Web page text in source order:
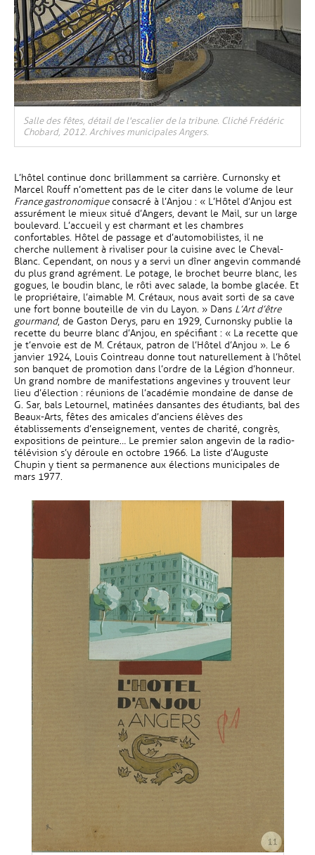
Salle des fêtes, détail de l'escalier de la tribune. Cliché Frédéric
Chobard, 2012. Archives municipales Angers.
L’hôtel continue donc brillamment sa carrière. Curnonsky et
Marcel Rouff n’omettent pas de le citer dans le volume de leur
France gastronomiqueconsacré à l’Anjou : « L’Hôtel d’Anjou est
assurément le mieux situé d’Angers, devant le Mail, sur un large
boulevard. L’accueil y est charmant et les chambres
confortables. Hôtel de passage et d’automobilistes, il ne
cherche nullement à rivaliser pour la cuisine avec le Cheval-
Blanc. Cependant, on nous y a servi un dîner angevin commandé
du plus grand agrément. Le potage, le brochet beurre blanc, les
gogues, le boudin blanc, le rôti avec salade, la bombe glacée. Et
le propriétaire, l’aimable M. Crétaux, nous avait sorti de sa cave
une fort bonne bouteille de vin du Layon. » Dans L’Art d’être
gourmand, de Gaston Derys, paru en 1929, Curnonsky publie la
recette du beurre blanc d’Anjou, en spécifiant : « La recette que
je t’envoie est de M. Crétaux, patron de l’Hôtel d’Anjou ». Le 6
janvier 1924, Louis Cointreau donne tout naturellement à l’hôtel
son banquet de promotion dans l’ordre de la Légion d’honneur.
Un grand nombre de manifestations angevines y trouvent leur
lieu d’élection : réunions de l’académie mondaine de danse de
G. Sar, bals Letournel, matinées dansantes des étudiants, bal des
Beaux-Arts, fêtes des amicales d’anciens élèves des
établissements d’enseignement, ventes de charité, congrès,
expositions de peinture… Le premier salon angevin de la radio-
télévision s’y déroule en octobre 1966. La liste d’Auguste
Chupin y tient sa permanence aux élections municipales de
mars 1977.